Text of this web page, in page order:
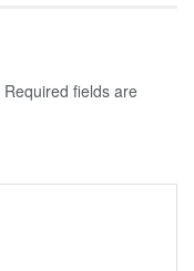
Required fields are